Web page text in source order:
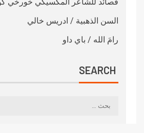
السن الذهبية / ادريس خالي
رامَ الله / باي داو
SEARCH